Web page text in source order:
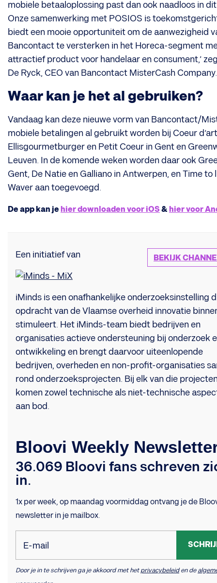
mobiele betaaloplossing past dan ook naadloos in
Onze samenwerking met POSIOS is
biedt een mooie opportuniteit om de aanwezigheid
Bancontact te versterken in het Horeca-segment
attractief product voor handelaar en consument,’
De Ryck, CEO van Bancontact MisterCash Company.
Waar kan je het al gebruiken?
Vandaag kan deze nieuwe vorm van Bancontact/
mobiele betalingen al gebruikt worden bij Coeur
Ellisgourmetburger en Petit Coeur in Gent en
Leuven. In de komende weken worden daar ook
Gent, De Natie en Galliano in Antwerpen, en Time to
Waver aan toegevoegd.
De app kan je hier downloaden voor iOS & hier voor
BEKIJK
Een initiatief van
iMinds is een onafhankelijke onderzoeksinstelling
opdracht van de Vlaamse overheid innovatie
stimuleert. Het iMinds-team biedt bedrijven en
organisaties actieve ondersteuning bij onderzoek
ontwikkeling en brengt daarvoor uiteenlopende
bedrijven, overheden en non-profit-organisaties
rond onderzoeksprojecten. Bij elk van die
komen zowel technische als niet-technische
aan bod.
Bloovi Weekly
36.069 Bloovi fans schreven
in.
1x per week, op maandag voormiddag ontvang je de
newsletter in je mailbox.
E-mail
Door je in te schrijven ga je akkoord met hetprivacybeleiden de